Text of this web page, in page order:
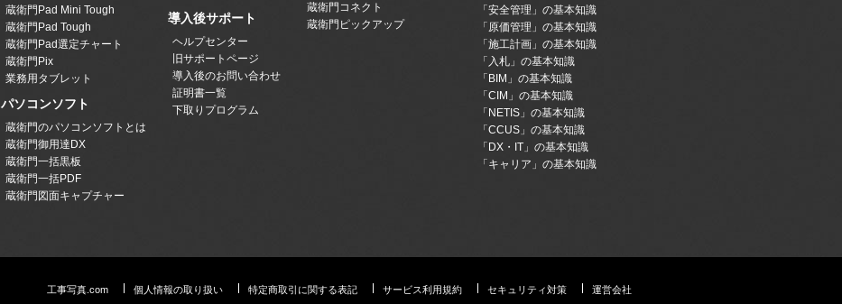
蔵衛門Pad Mini Tough
蔵衛門Pad Tough
蔵衛門Pad選定チャート
蔵衛門Pix
業務用タブレット
パソコンソフト
蔵衛門のパソコンソフトとは
蔵衛門御用達DX
蔵衛門一括黒板
蔵衛門一括PDF
蔵衛門図面キャプチャー
導入後サポート
ヘルプセンター
旧サポートページ
導入後のお問い合わせ
証明書一覧
下取りプログラム
蔵衛門コネクト
蔵衛門ピックアップ
「安全管理」の基本知識
「原価管理」の基本知識
「施工計画」の基本知識
「入札」の基本知識
「BIM」の基本知識
「CIM」の基本知識
「NETIS」の基本知識
「CCUS」の基本知識
「DX・IT」の基本知識
「キャリア」の基本知識
工事写真.com 個人情報の取り扱い 特定商取引に関する表記 サービス利用規約 セキュリティ対策 運営会社